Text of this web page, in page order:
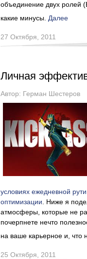
объединение двух ролей
какие минусы. Далее
27 Октября, 2011
Личная
Автор: Герман Шестеров
условиях ежедневной
оптимизации . Ниже я
атмосферы, которые не
почерпнете нечто
на ваше карьерное и, что
25 Октября, 2011